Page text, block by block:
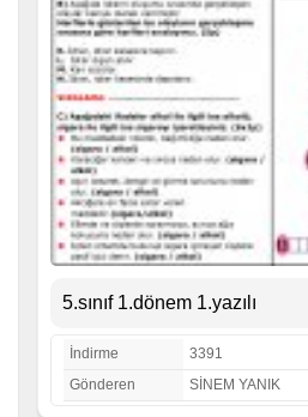
5.sınıf 1.dönem 1.yazılı
İndirme
3391
Gönderen
SİNEM YANIK